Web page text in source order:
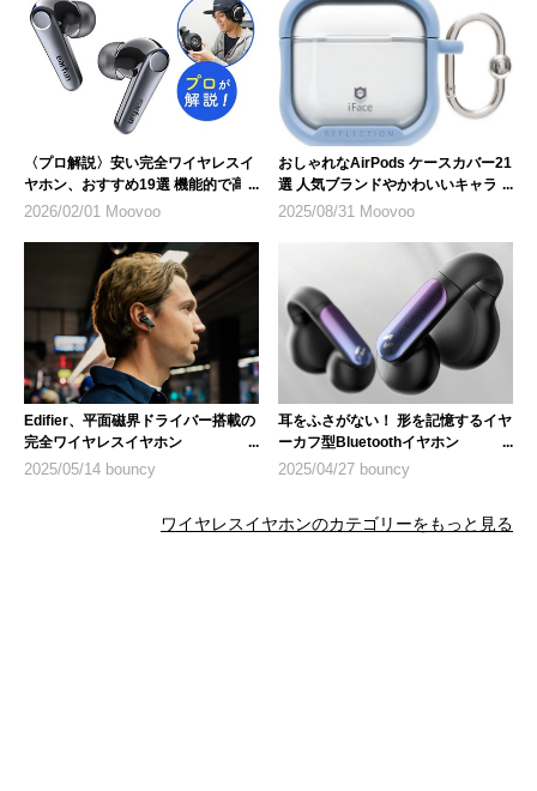
〈プロ解説〉安い完全ワイヤレスイ
ヤホン、おすすめ19選 機能的で高
コスパなモデルとは
2026/02/01 Moovoo
おしゃれなAirPods ケースカバー21
選 人気ブランドやかわいいキャラク
ターデザイン
2025/08/31 Moovoo
Edifier、平面磁界ドライバー搭載の
完全ワイヤレスイヤホン
「NeoBuds Planar」
2025/05/14 bouncy
耳をふさがない！ 形を記憶するイヤ
ーカフ型Bluetoothイヤホン
「HAVIT Openbuds 1」
2025/04/27 bouncy
ワイヤレスイヤホンのカテゴリーをもっと見る